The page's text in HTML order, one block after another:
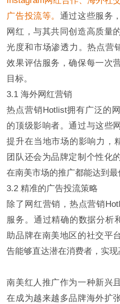
广告投流等。 通过这些服务
网红，与其共同创造高质量
光度和市场渗透力。热点营
效果评估服务，确保每一次
目标。
3.1 海外网红营销
热点营销Hotlist拥有广泛的
的顶级影响者。通过与这些
提升在当地市场的影响力，
团队还会为品牌定制个性化
在南美市场的推广都能达到最
3.2 精准的广告投流策略
除了网红营销，热点营销
服务。通过精确的数据分析
助品牌在南美地区的社交平
告能够直达潜在消费者，实现
南美红人推广作为一种新兴
在成为越来越多品牌海外扩